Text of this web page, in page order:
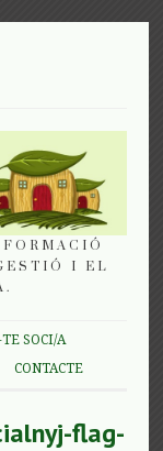
I EL
TE SOCI/A
CONTACTE
flag-